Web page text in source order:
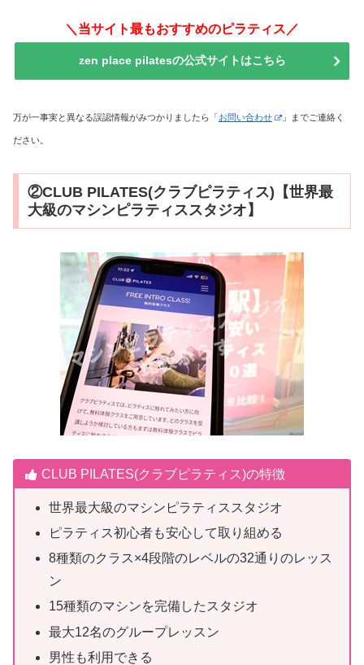
＼当サイト最もおすすめのピラティス／
zen place pilatesの公式サイトはこちら
万が一事実と異なる誤認情報がみつかりましたら「お問い合わせ 」までご連絡く
ださい。
②CLUB PILATES(クラブピラティス)【世界最
大級のマシンピラティススタジオ】
CLUB PILATES(クラブピラティス)の特徴
世界最大級のマシンピラティススタジオ
ピラティス初心者も安心して取り組める
8種類のクラス×4段階のレベルの32通りのレッス
ン
15種類のマシンを完備したスタジオ
最大12名のグループレッスン
男性も利用できる